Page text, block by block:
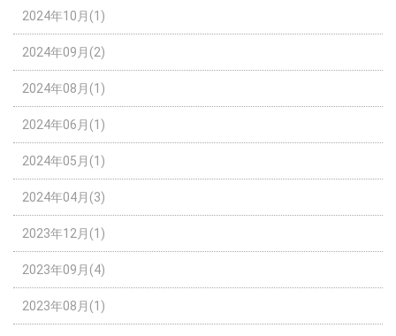
2024年10月(1)
2024年09月(2)
2024年08月(1)
2024年06月(1)
2024年05月(1)
2024年04月(3)
2023年12月(1)
2023年09月(4)
2023年08月(1)